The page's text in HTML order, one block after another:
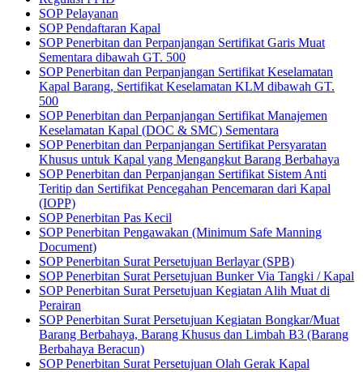
SOP Pelayanan
SOP Pendaftaran Kapal
SOP Penerbitan dan Perpanjangan Sertifikat Garis Muat
Sementara dibawah GT. 500
SOP Penerbitan dan Perpanjangan Sertifikat Keselamatan
Kapal Barang, Sertifikat Keselamatan KLM dibawah GT.
500
SOP Penerbitan dan Perpanjangan Sertifikat Manajemen
Keselamatan Kapal (DOC & SMC) Sementara
SOP Penerbitan dan Perpanjangan Sertifikat Persyaratan
Khusus untuk Kapal yang Mengangkut Barang Berbahaya
SOP Penerbitan dan Perpanjangan Sertifikat Sistem Anti
Teritip dan Sertifikat Pencegahan Pencemaran dari Kapal
(IOPP)
SOP Penerbitan Pas Kecil
SOP Penerbitan Pengawakan (Minimum Safe Manning
Document)
SOP Penerbitan Surat Persetujuan Berlayar (SPB)
SOP Penerbitan Surat Persetujuan Bunker Via Tangki / Kapal
SOP Penerbitan Surat Persetujuan Kegiatan Alih Muat di
Perairan
SOP Penerbitan Surat Persetujuan Kegiatan Bongkar/Muat
Barang Berbahaya, Barang Khusus dan Limbah B3 (Barang
Berbahaya Beracun)
SOP Penerbitan Surat Persetujuan Olah Gerak Kapal